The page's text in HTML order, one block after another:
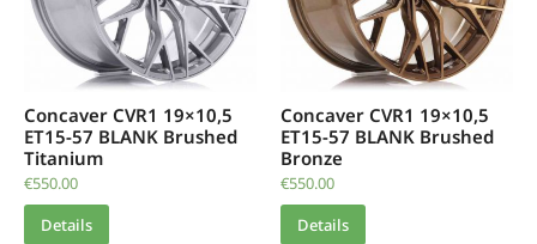
Concaver CVR1 19×10,5
ET15-57 BLANK Brushed
Titanium
€550.00
Details
Concaver CVR1 19×10,5
ET15-57 BLANK Brushed
Bronze
€550.00
Details